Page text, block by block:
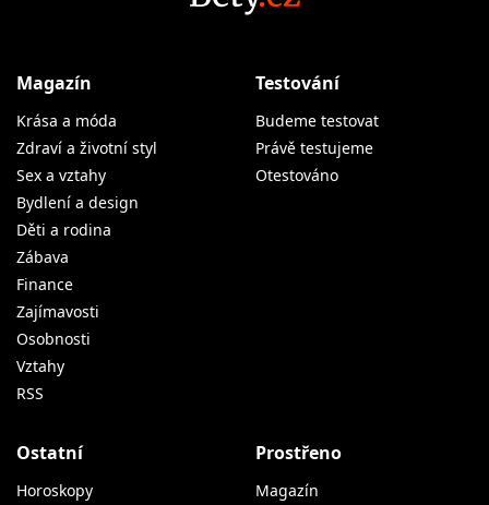
Magazín
Krása a móda
Zdraví a životní styl
Sex a vztahy
Bydlení a design
Děti a rodina
Zábava
Finance
Zajímavosti
Osobnosti
Vztahy
RSS
Testování
Budeme testovat
Právě testujeme
Otestováno
Ostatní
Horoskopy
Prostřeno
Magazín